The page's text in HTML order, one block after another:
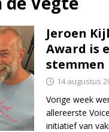
in Netflix-billboard
Jeroen
Award is
stemmen
14 augustus
Vorige week
allereerste
initiatief van